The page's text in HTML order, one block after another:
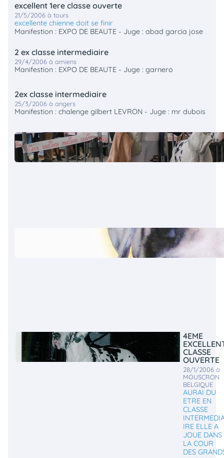
excellent 1ere classe ouverte
21/5/2006 à tours
excellente chienne doit se finir
Manifestion : EXPO DE BEAUTE - Juge : abad garcia jose
2 ex classe intermediaire
29/4/2006 à amiens
Manifestion : EXPO DE BEAUTE - Juge : garnero
2ex classe intermediaire
25/3/2006 à angers
Manifestion : chalenge gilbert LEVRON - Juge : mr dubois
4EME
CLASSE
OUVERTE
28/1/2006 à
MOUSCRON
BELGIQUE
AURAI DU
ETRE EN
CLASSE
IRE ELLE A
JOUE DANS
LA COUR
DES